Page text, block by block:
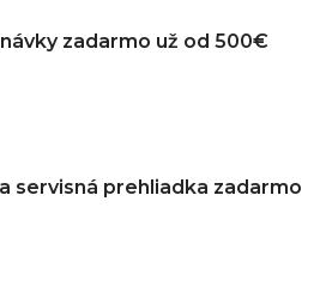
servisná prehliadka zadarmo
zadarmo už od 500€